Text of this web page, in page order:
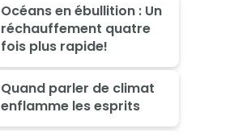
Océans en ébullition : Un
réchauffement quatre
fois plus rapide!
Quand parler de climat
enflamme les esprits